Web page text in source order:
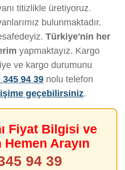
titizlikle üretiyoruz.
bulunmaktadır.
Türkiye'nin her
yapmaktayız. Kargo
ve kargo durumunu
345 94 39 nolu telefon
geçebilirsiniz.
Fiyat Bilgisi ve
Arayın
94 39